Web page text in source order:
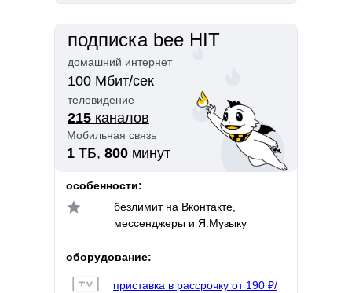
подписка bee HIT
домашний интернет
телевидение
Мобильная связь
100 Мбит/сек
215 каналов
1 ТБ, 800 минут
безлимит на Вконтакте,
мессенджеры и Я.Музыку
приставка в рассрочку от 190 ₽/
оборудование:
особенности: